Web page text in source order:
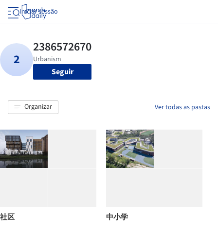
Iniciar sessão
Seguir
Organizar Ver todas as pastas
社区 中小学